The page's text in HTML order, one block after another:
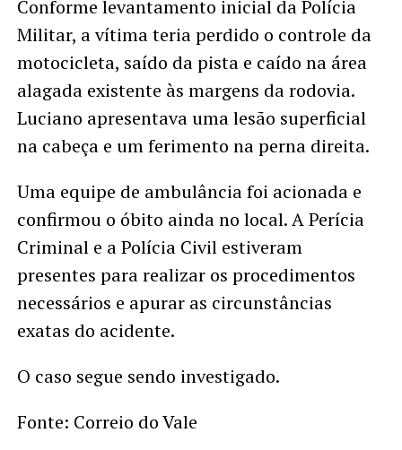
Conforme levantamento inicial da Polícia
Militar, a vítima teria perdido o controle da
motocicleta, saído da pista e caído na área
alagada existente às margens da rodovia.
Luciano apresentava uma lesão superficial
na cabeça e um ferimento na perna direita.
Uma equipe de ambulância foi acionada e
confirmou o óbito ainda no local. A Perícia
Criminal e a Polícia Civil estiveram
presentes para realizar os procedimentos
necessários e apurar as circunstâncias
exatas do acidente.
O caso segue sendo investigado.
Fonte: Correio do Vale